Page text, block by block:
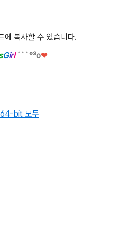
에 복사할 수 있습니다.
Girl ´``°³о❤
bit 모두